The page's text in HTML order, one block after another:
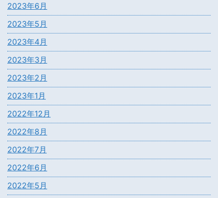
2023年6月
2023年5月
2023年4月
2023年3月
2023年2月
2023年1月
2022年12月
2022年8月
2022年7月
2022年6月
2022年5月